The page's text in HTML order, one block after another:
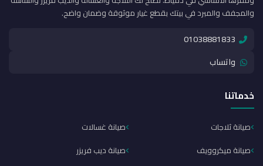
والمجفف والمبرد في بيتك بقطع غيار موثوقة وضمان واضح.
01038881833
واتساب
خدماتنا
صيانة ثلاجات
صيانة غسالات
صيانة ميكروويف
صيانة ديب فريزر